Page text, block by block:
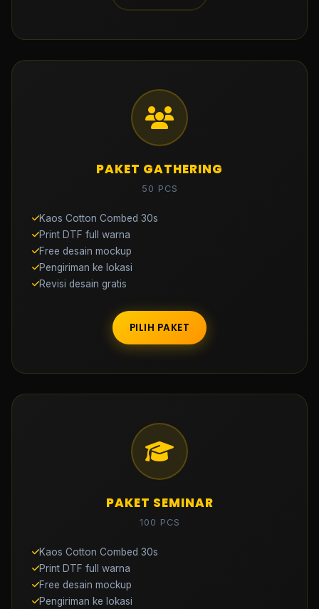
PAKET GATHERING
50 PCS
Kaos Cotton Combed 30s
Print DTF full warna
Free desain mockup
Pengiriman ke lokasi
Revisi desain gratis
PILIH PAKET
PAKET SEMINAR
100 PCS
Kaos Cotton Combed 30s
Print DTF full warna
Free desain mockup
Pengiriman ke lokasi